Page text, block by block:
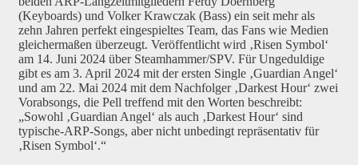
(Keyboards) und Volker Krawczak (Bass) ein seit mehr als
zehn Jahren perfekt eingespieltes Team, das Fans wie Medien
gleichermaßen überzeugt. Veröffentlicht wird ‚Risen Symbol‘
am 14. Juni 2024 über Steamhammer/SPV. Für Ungeduldige
gibt es am 3. April 2024 mit der ersten Single ‚Guardian Angel‘
und am 22. Mai 2024 mit dem Nachfolger ‚Darkest Hour‘ zwei
Vorabsongs, die Pell treffend mit den Worten beschreibt:
„Sowohl ‚Guardian Angel‘ als auch ‚Darkest Hour‘ sind
typische-ARP-Songs, aber nicht unbedingt repräsentativ für
‚Risen Symbol‘.“